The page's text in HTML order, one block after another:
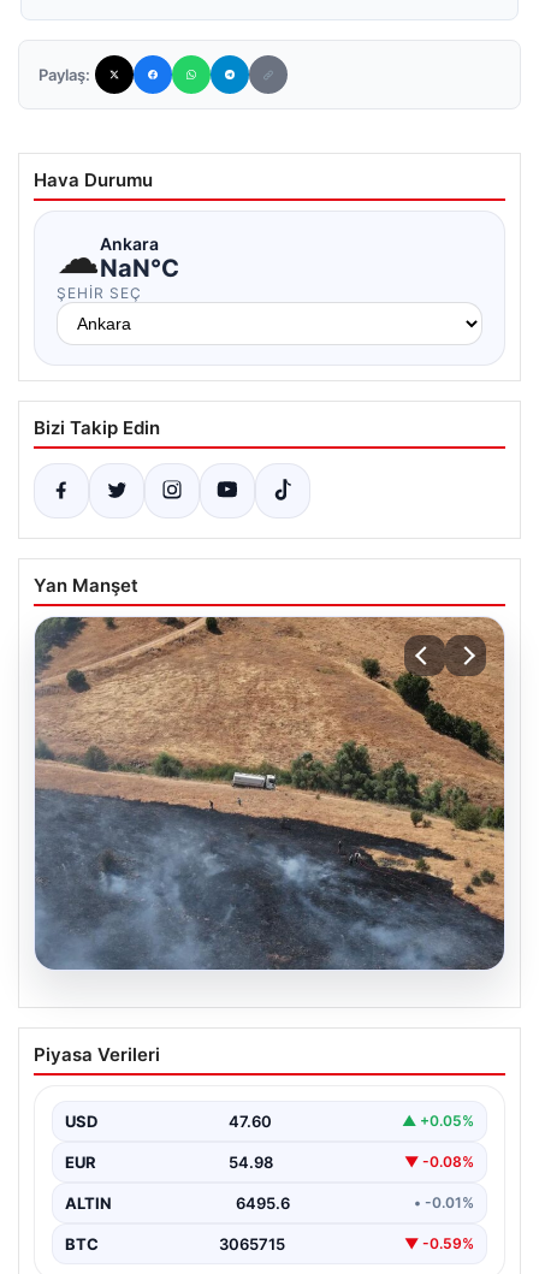
Paylaş:
Hava Durumu
☁Ankara
NaN°C
ŞEHIR SEÇ
Bizi Takip Edin
Yan Manşet
Tunceli’de otluk alandan ormana
sıçrayan yangın söndürüldü
Piyasa Verileri
USD 47.60 ▲ +0.05%
EUR 54.98 ▼ -0.08%
ALTIN 6495.6 • -0.01%
BTC 3065715 ▼ -0.59%